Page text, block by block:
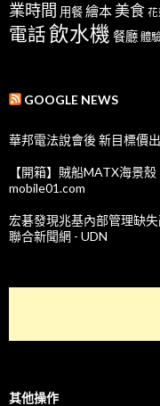
業時間 用餐繪本 美食 花
電話飲水機 餐廳 體
GOOGLE NEWS
華邦電法說會後 新目標價
【開箱】賊船MATX海景
mobile01.com
宏碁發現兆基內部管理缺
聯合新聞網 - UDN
其他操作